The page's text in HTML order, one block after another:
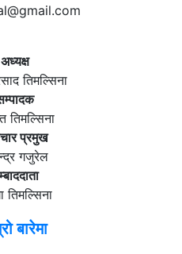
अध्यक्ष
तिमल्सिना
तिमल्सिना
प्रमुख
गजुरेल
तिमल्सिना
बारेमा